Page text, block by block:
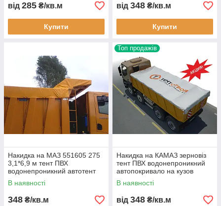
від 285 ₴/кв.м
Купити
від 348 ₴/кв.м
Купити
Накидка на МАЗ 551605 275
3,1*6,9 м тент ПВХ
водонепроникний автотент
на вантажівку тент захисний
тент на замовлення доставка
В наявності
348 ₴/кв.м
Топ продажів
Накидка на КАМАЗ зерновіз
тент ПВХ водонепроникний
автопокривало на кузов
самоскид купити доставка
Україна замовлення за
В наявності
від 348 ₴/кв.м